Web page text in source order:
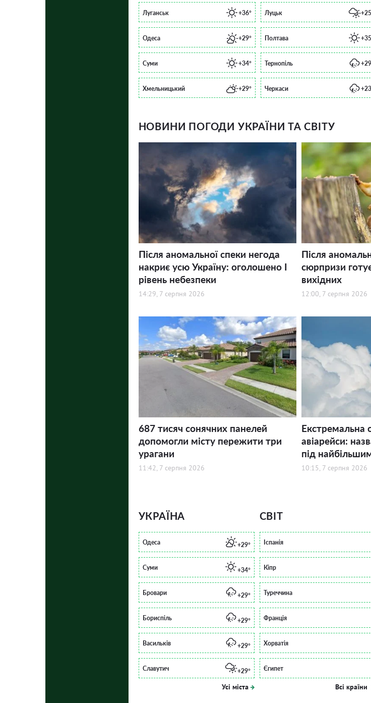
Луганськ +36° Луцьк
Одеса +29° Полтава
Суми +34° Тернопіль
Хмельницький +29° Черкаси
НОВИНИ ПОГОДИ УКРАЇНИ ТА СВІТУ
Після аномальної спеки негода
накриє усю Україну: оголошено І
рівень небезпеки
14:29, 7 серпня 2026
Після
сюрпризи
вихідних
12:00, 7 серпня 2026
687 тисяч сонячних панелей
допомогли місту пережити три
урагани
11:42, 7 серпня 2026
Екстремальна
авіарейси:
під
10:15, 7 серпня 2026
УКРАЇНА
Одеса +29°
Суми +34°
Бровари +29°
Бориспіль +29°
Васильків +29°
Славутич +29°
Усі міста
СВІТ
Іспанія
Кіпр
Туреччина
Франція
Хорватія
Єгипет
Всі країни